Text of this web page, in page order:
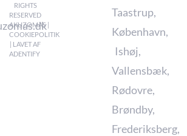
RIGHTS
RESERVED
AKUZOMAS |
COOKIEPOLITIK
| LAVET AF
ADENTIFY
Taastrup,
København,
Ishøj,
Vallensbæk,
Rødovre,
Brøndby,
Frederiksberg,